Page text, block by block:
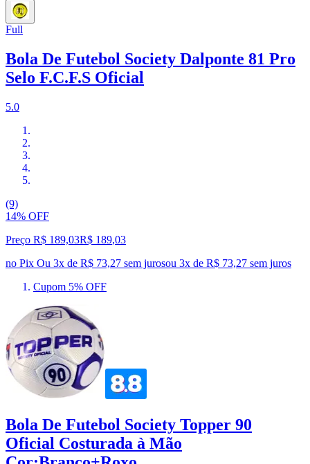
Full
Bola De Futebol Society Dalponte 81 Pro
Selo F.C.F.S Oficial
5.0
(9)
14% OFF
Preço R$ 189,03R$ 189,03
no Pix Ou 3x de R$ 73,27 sem jurosou 3x de R$ 73,27 sem juros
Cupom 5% OFF
Bola De Futebol Society Topper 90
Oficial Costurada à Mão